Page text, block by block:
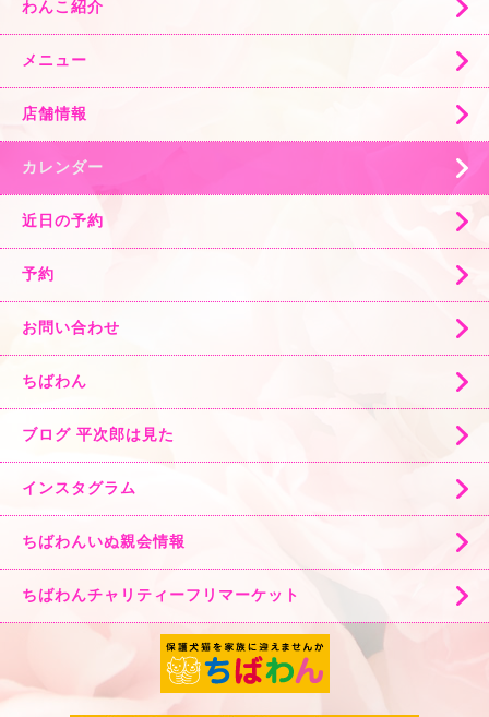
わんこ紹介
メニュー
店舗情報
カレンダー
近日の予約
予約
お問い合わせ
ちばわん
ブログ 平次郎は見た
インスタグラム
ちばわんいぬ親会情報
ちばわんチャリティーフリマーケット